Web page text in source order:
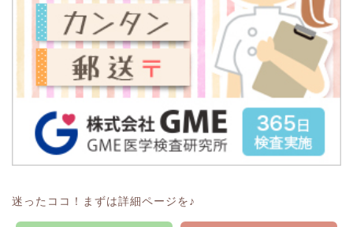
迷ったココ！まずは詳細ページを♪